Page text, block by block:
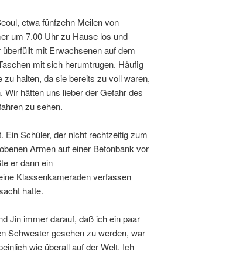
etwa fünfzehn Meilen von
um 7.00 Uhr zu Hause los und
mit Erwachsenen auf dem
mit sich herumtrugen. Häufig
halten, da sie bereits zu voll waren,
hätten uns lieber der Gefahr des
zu sehen.
Ein Schüler, der nicht rechtzeitig zum
Armen auf einer Betonbank vor
er dann ein
Klassenkameraden verfassen
hatte.
Jin immer darauf, daß ich ein paar
Schwester gesehen zu werden, war
wie überall auf der Welt. Ich